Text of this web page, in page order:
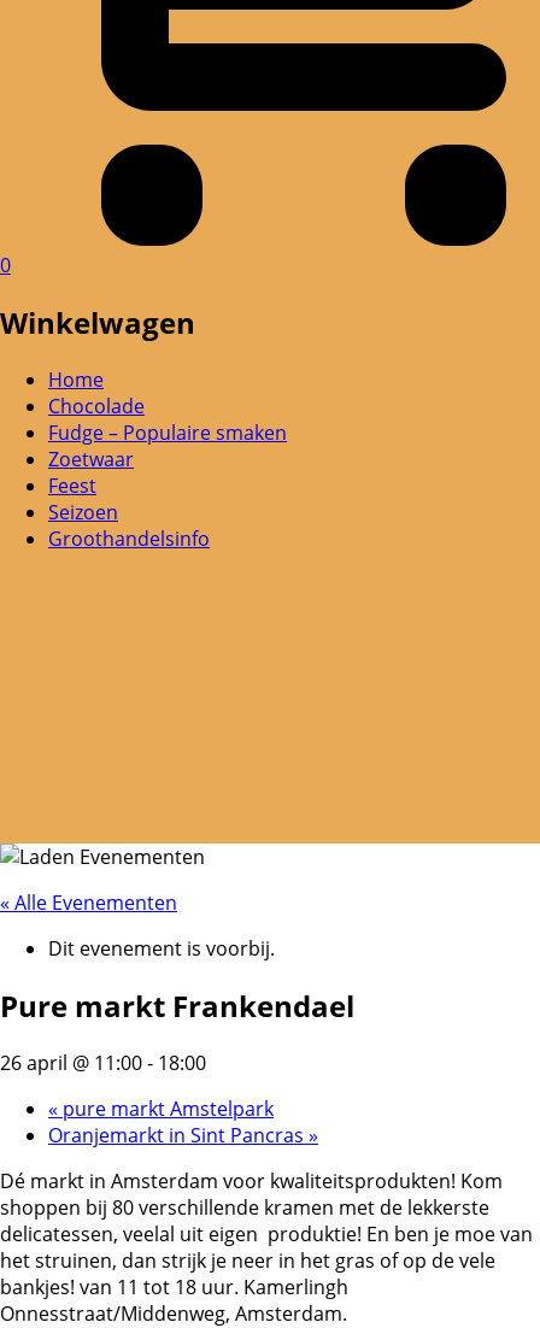
0
Winkelwagen
Home
Chocolade
Fudge – Populaire smaken
Zoetwaar
Feest
Seizoen
Groothandelsinfo
« Alle Evenementen
Dit evenement is voorbij.
Pure markt Frankendael
26 april @ 11:00- 18:00
« pure markt Amstelpark
Oranjemarkt in Sint Pancras »
Dé markt in Amsterdam voor kwaliteitsprodukten! Kom
shoppen bij 80 verschillende kramen met de lekkerste
delicatessen, veelal uit eigen produktie! En ben je moe van
het struinen, dan strijk je neer in het gras of op de vele
bankjes! van 11 tot 18 uur. Kamerlingh
Onnesstraat/Middenweg, Amsterdam.